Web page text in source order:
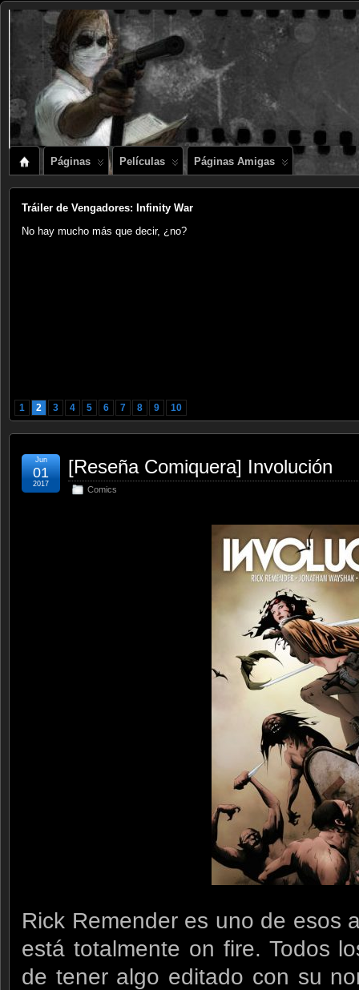
Páginas Películas Páginas Amigas
Tráiler de Vengadores: Infinity War
No hay mucho más que decir, ¿no?
1 2 3 4 5 6 7 8 9 10
[Reseña Comiquera] Involución
Comics
Jun
01
2017
Rick Remender es uno de esos
está totalmente on fire. Todos
de tener algo editado con su